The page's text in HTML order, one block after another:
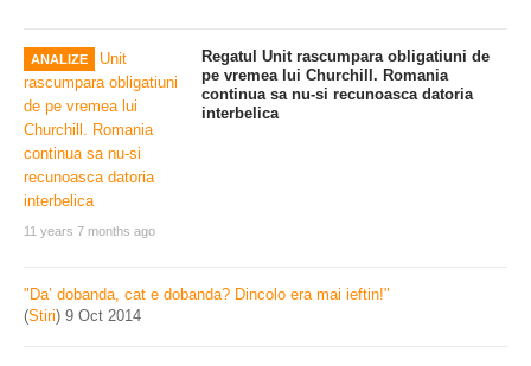
ANALIZE
11 years 7 months ago
Regatul Unit rascumpara obligatiuni de
pe vremea lui Churchill. Romania
continua sa nu-si recunoasca datoria
interbelica
"Da’ dobanda, cat e dobanda? Dincolo era mai ieftin!"
(Stiri) 9 Oct 2014